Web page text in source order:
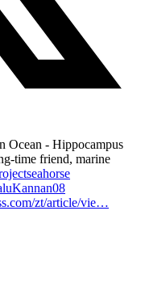
Ocean - Hippocampus
time friend, marine
zt/article/vie…